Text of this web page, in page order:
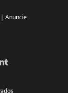
| Anuncie